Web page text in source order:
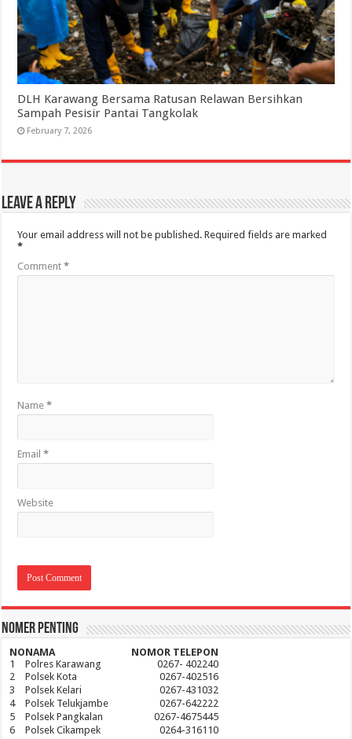
DLH Karawang Bersama Ratusan Relawan Bersihkan
Sampah Pesisir Pantai Tangkolak
February 7, 2026
Leave a Reply
Your email address will not be published. Required fields are marked
*
Comment*
Name*
Email*
Website
Nomer Penting
NONAMA
NOMOR TELEPON
1
Polres Karawang
0267- 402240
2
Polsek Kota
0267-402516
3
Polsek Kelari
0267-431032
4
Polsek Telukjambe
0267-642222
5
Polsek Pangkalan
0267-4675445
6
Polsek Cikampek
0264-316110